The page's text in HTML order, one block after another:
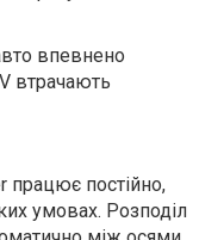
впевнено
втрачають
працює постійно,
умовах. Розподіл